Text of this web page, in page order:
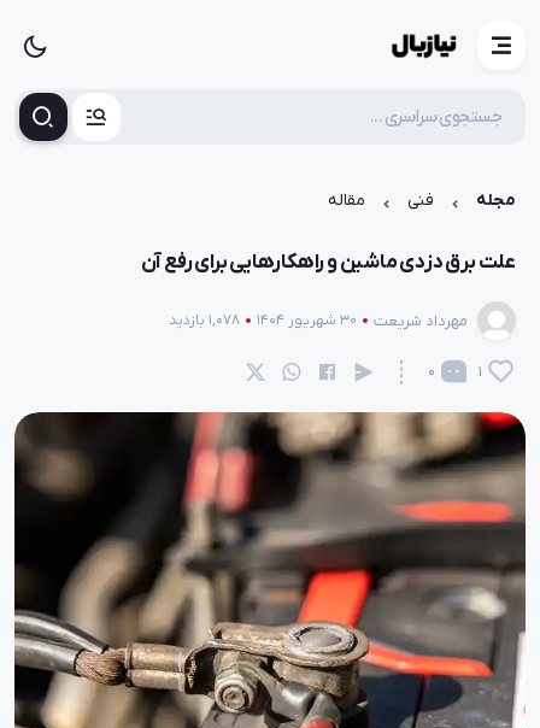
مجله فنی مقاله
علت برق دزدی ماشین و راهکارهایی برای رفع آن
مهرداد شریعت 30 شهریور 1404 1,078 بازدید
1
0